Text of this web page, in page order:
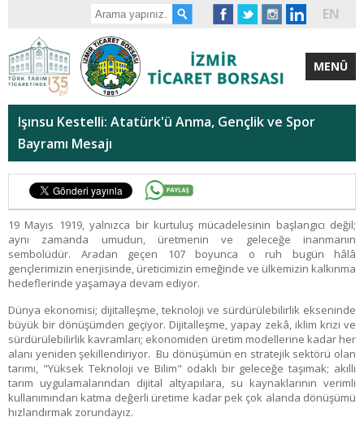
EN
MENÜ
Işınsu Kestelli: Atatürk'ü Anma, Gençlik ve Spor
Bayramı Mesajı
19 Mayıs 1919, yalnızca bir kurtuluş mücadelesinin başlangıcı değil;
aynı zamanda umudun, üretmenin ve geleceğe inanmanın
sembolüdür. Aradan geçen 107 boyunca o ruh bugün hâlâ
gençlerimizin enerjisinde, üreticimizin emeğinde ve ülkemizin kalkınma
hedeflerinde yaşamaya devam ediyor.
Dünya ekonomisi; dijitalleşme, teknoloji ve sürdürülebilirlik ekseninde
büyük bir dönüşümden geçiyor. Dijitalleşme, yapay zekâ, iklim krizi ve
sürdürülebilirlik kavramları; ekonomiden üretim modellerine kadar her
alanı yeniden şekillendiriyor. Bu dönüşümün en stratejik sektörü olan
tarımı, "Yüksek Teknoloji ve Bilim" odaklı bir geleceğe taşımak; akıllı
tarım uygulamalarından dijital altyapılara, su kaynaklarının verimli
kullanımından katma değerli üretime kadar pek çok alanda dönüşümü
hızlandırmak zorundayız.